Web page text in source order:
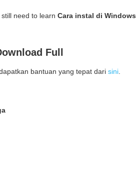
need to learn Cara instal di Windows
Full
bantuan yang tepat dari sini